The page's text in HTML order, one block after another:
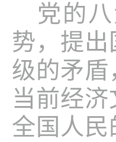
党的
势，提
级的矛
当前经
全国人